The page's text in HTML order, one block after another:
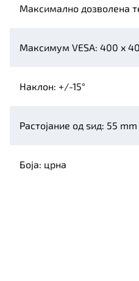
Максимално дозволена
Максимум VESA: 400 x
Наклон: +/-15°
Растојание од ѕид: 55 mm
Боја: црна